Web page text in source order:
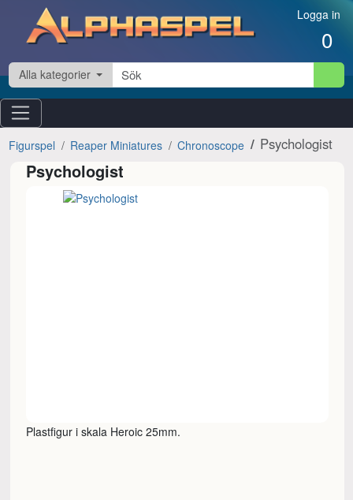
Hoppa till innehåll Logga in
0
Alla kategorier
Figurspel Reaper Miniatures Chronoscope Psychologist
Psychologist
Plastfigur i skala Heroic 25mm.